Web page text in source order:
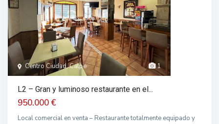
1
Centro Ciudad, Calpe
L2 – Gran y luminoso restaurante en el...
950.000 €
Local comercial en venta – Restaurante totalmente equipado y